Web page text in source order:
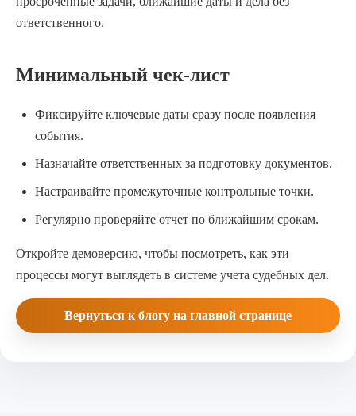
ответственного.
Минимальный чек-лист
Фиксируйте ключевые даты сразу после появления
события.
Назначайте ответственных за подготовку документов.
Настраивайте промежуточные контрольные точки.
Регулярно проверяйте отчет по ближайшим срокам.
Откройте демоверсию, чтобы посмотреть, как эти
процессы могут выглядеть в системе учета судебных дел.
Вернуться к блогу на главной странице